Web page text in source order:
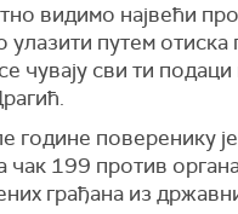
видимо највећи
улазити путем отиска
чувају сви ти
године поверенику
чак 199 против
грађана из